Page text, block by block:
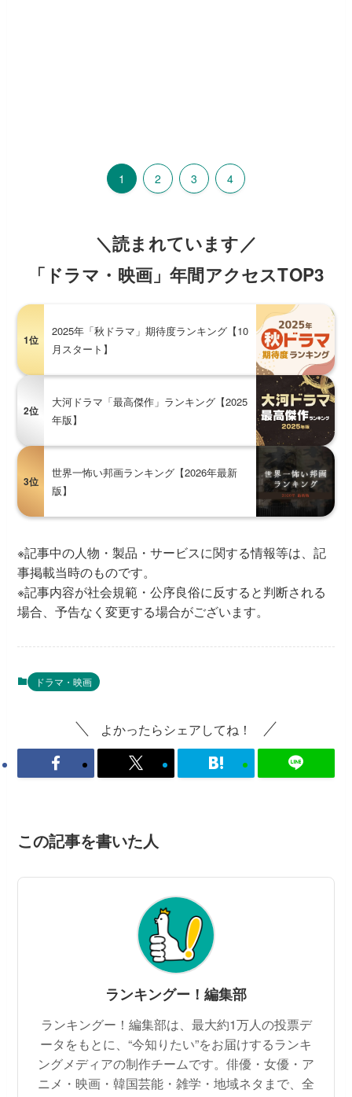
1 2 3 4
＼読まれています／
「ドラマ・映画」年間アクセスTOP3
1位
2025年「秋ドラマ」期待度ランキング【10
月スタート】
2位
大河ドラマ「最高傑作」ランキング【2025
年版】
3位
世界一怖い邦画ランキング【2026年最新
版】
※記事中の人物・製品・サービスに関する情報等は、記
事掲載当時のものです。
※記事内容が社会規範・公序良俗に反すると判断される
場合、予告なく変更する場合がございます。
ドラマ・映画
よかったらシェアしてね！
この記事を書いた人
ランキングー！編集部
ランキングー！編集部は、最大約1万人の投票デ
ータをもとに、“今知りたい”をお届けするランキ
ングメディアの制作チームです。俳優・女優・ア
ニメ・映画・韓国芸能・雑学・地域ネタまで、全